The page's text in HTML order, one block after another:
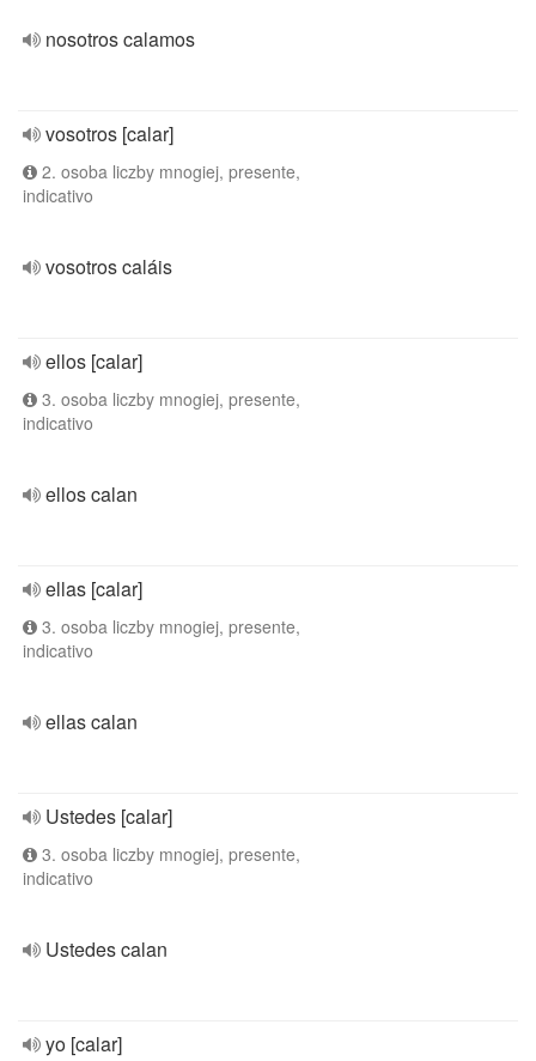
nosotros calamos
vosotros [calar]
2. osoba liczby mnogiej, presente,
indicativo
vosotros caláis
ellos [calar]
3. osoba liczby mnogiej, presente,
indicativo
ellos calan
ellas [calar]
3. osoba liczby mnogiej, presente,
indicativo
ellas calan
Ustedes [calar]
3. osoba liczby mnogiej, presente,
indicativo
Ustedes calan
yo [calar]